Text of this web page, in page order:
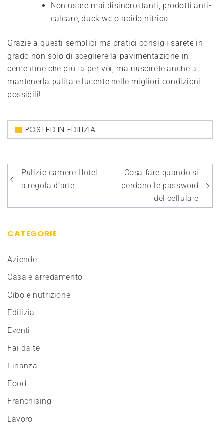
Non usare mai disincrostanti, prodotti anti-
calcare, duck wc o acido nitrico
Grazie a questi semplici ma pratici consigli sarete in
grado non solo di scegliere la pavimentazione in
cementine che più fà per voi, ma riuscirete anche a
mantenerla pulita e lucente nelle migliori condizioni
possibili!
POSTED IN EDILIZIA
Navigazione
articoli
Pulizie camere Hotel
a regola d’arte
Cosa fare quando si
perdono le password
del cellulare
CATEGORIE
Aziende
Casa e arredamento
Cibo e nutrizione
Edilizia
Eventi
Fai da te
Finanza
Food
Franchising
Lavoro